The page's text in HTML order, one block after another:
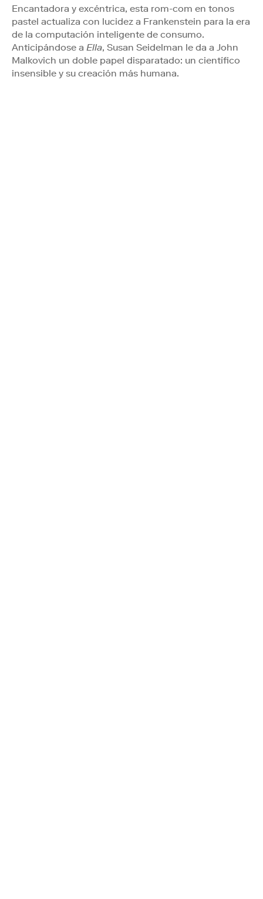
Encantadora y excéntrica, esta rom-com en tonos
pastel actualiza con lucidez a Frankenstein para la era
de la computación inteligente de consumo.
Anticipándose a Ella, Susan Seidelman le da a John
Malkovich un doble papel disparatado: un científico
insensible y su creación más humana.